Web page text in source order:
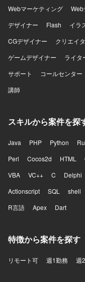
Webマーケティング
Web
デザイナー
Flash イラ
CGデザイナー
クリエイ
ゲームデザイナー
ライタ
サポート
コールセンター
講師
スキルから案件を探
Java PHP Python
Perl
Cocos2d HTML
VBA
VC++ C Delphi
Actionscript
SQL shell
R言語
Apex Dart
特徴から案件を探す
リモート可 週1勤務 週